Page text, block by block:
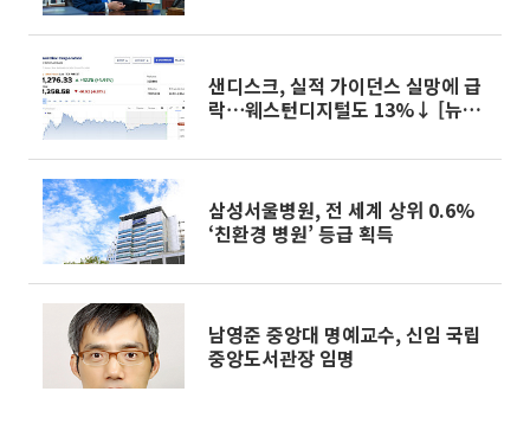
샌디스크, 실적 가이던스 실망에 급
락⋯웨스턴디지털도 13%↓ [뉴욕
삼성서울병원, 전 세계 상위 0.6%
‘친환경 병원’ 등급 획득
남영준 중앙대 명예교수, 신임 국립
중앙도서관장 임명